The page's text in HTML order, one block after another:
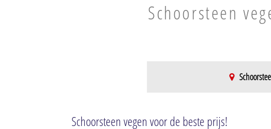
Schoorsteen
Velp-Zuid beneden spoorlijn
Schoorsteen vegen voor de beste prijs!